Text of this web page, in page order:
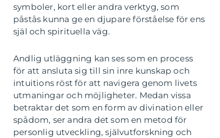
symboler, kort eller andra verktyg, som
påstås kunna ge en djupare förståelse för ens
själ och spirituella väg.
Andlig utläggning kan ses som en process
för att ansluta sig till sin inre kunskap och
intuitions röst för att navigera genom livets
utmaningar och möjligheter. Medan vissa
betraktar det som en form av divination eller
spådom, ser andra det som en metod för
personlig utveckling, självutforskning och